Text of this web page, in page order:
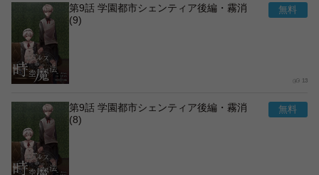
第9話 学園都市シェンティア後編・霧消
(9)
13
第9話 学園都市シェンティア後編・霧消
(8)